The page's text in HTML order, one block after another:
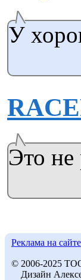
У
Это
Реклама на сайте
© 2006-2025
Дизайн